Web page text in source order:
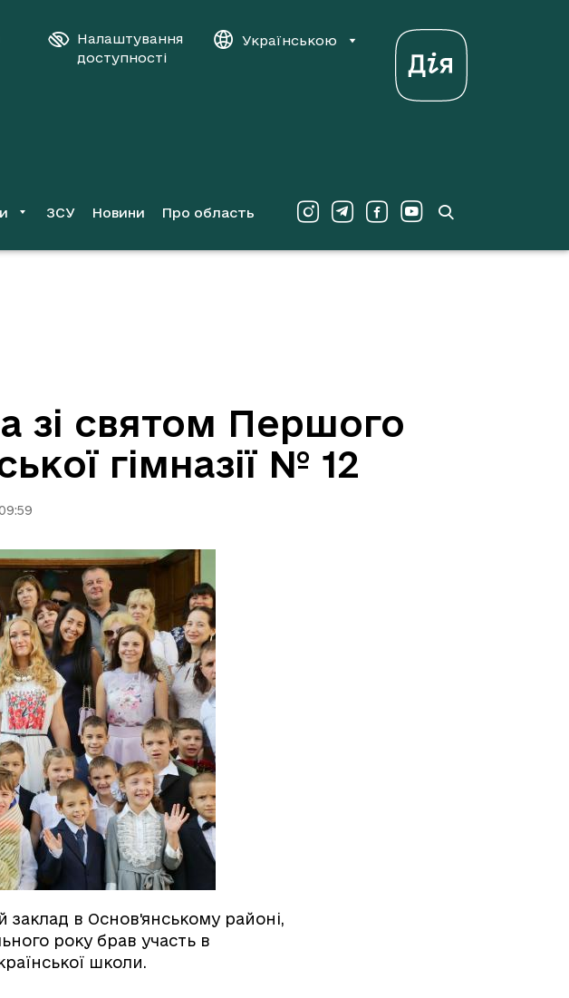
Налаштування
доступності
Українською
ЗСУ Новини Про область
зі святом Першого
гімназії № 12
заклад в Основ'янському районі,
року брав участь в
школи.